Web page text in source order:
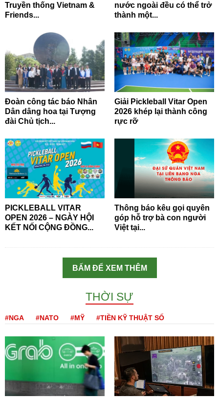
Truyền thống Vietnam &
Friends...
nước ngoài đều có thể trở
thành một...
Đoàn công tác báo Nhân
Dân dâng hoa tại Tượng
đài Chủ tịch...
Giải Pickleball Vitar Open
2026 khép lại thành công
rực rỡ
PICKLEBALL VITAR
OPEN 2026 – NGÀY HỘI
KẾT NỐI CỘNG ĐỒNG...
Thông báo kêu gọi quyên
góp hỗ trợ bà con người
Việt tại...
BẤM ĐỂ XEM THÊM
THỜI SỰ
#NGA #NATO #MỸ #TIỀN KỸ THUẬT SỐ